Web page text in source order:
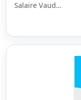
Salaire Vaud…